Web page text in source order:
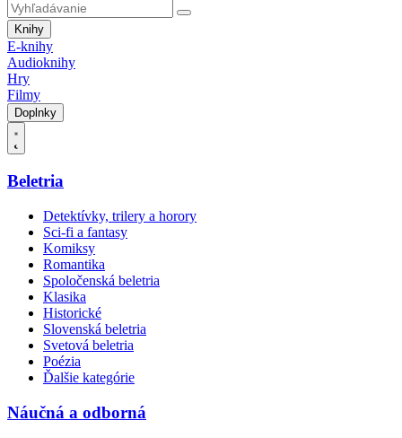
Knihy
E-knihy
Audioknihy
Hry
Filmy
Doplnky
Beletria
Detektívky, trilery a horory
Sci-fi a fantasy
Komiksy
Romantika
Spoločenská beletria
Klasika
Historické
Slovenská beletria
Svetová beletria
Poézia
Ďalšie kategórie
Náučná a odborná